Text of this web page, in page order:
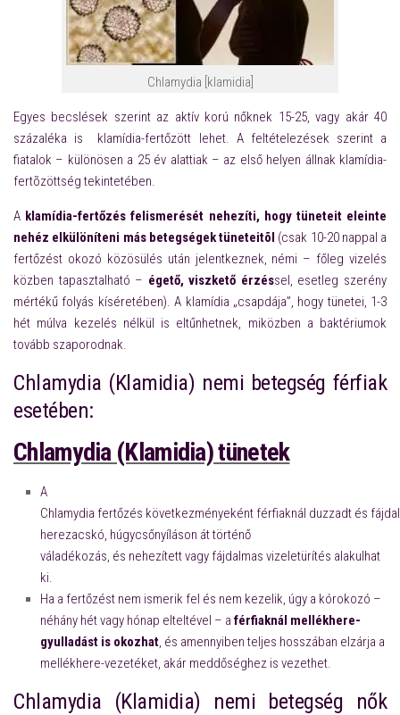
Chlamydia [klamidia]
Egyes becslések szerint az aktív korú nőknek 15-25, vagy akár 40
százaléka is klamídia-fertőzött lehet. A feltételezések szerint a
fiatalok – különösen a 25 év alattiak – az első helyen állnak klamídia-
fertõzöttség tekintetében.
A klamídia-fertőzés felismerését nehezíti, hogy tüneteit eleinte
nehéz elkülöníteni más betegségek tüneteitõl (csak 10-20 nappal a
fertőzést okozó közösülés után jelentkeznek, némi – főleg vizelés
közben tapasztalható – égető, viszkető érzéssel, esetleg szerény
mértékű folyás kíséretében). A klamídia „csapdája”, hogy tünetei, 1-3
hét múlva kezelés nélkül is eltűnhetnek, miközben a baktériumok
tovább szaporodnak.
Chlamydia (Klamidia) nemi betegség férfiak
esetében:
Chlamydia (Klamidia) tünetek
A
Chlamydia fertőzés következményeként férfiaknál duzzadt és
herezacskó, húgycsőnyíláson át történő
váladékozás, és nehezített vagy fájdalmas vizeletürítés alakulhat
ki.
Ha a fertőzést nem ismerik fel és nem kezelik, úgy a kórokozó –
néhány hét vagy hónap elteltével – a férfiaknál mellékhere-
gyulladást is okozhat, és amennyiben teljes hosszában elzárja a
mellékhere-vezetéket, akár meddőséghez is vezethet.
Chlamydia (Klamidia) nemi betegség nők